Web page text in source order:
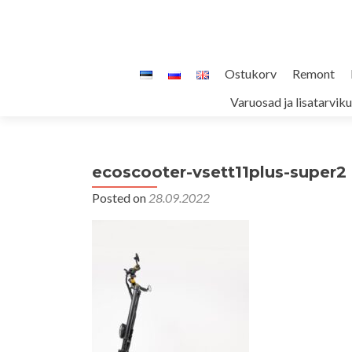
Ostukorv Remont
Varuosad ja
ecoscooter-vsett11plus-super2
Posted on 28.09.2022